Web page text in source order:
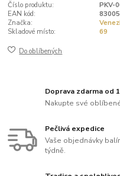
Číslo produktu:
PKV-
EAN kód:
Značka:
Skladové místo:
69
Do oblíbených
Doprava zdarma od
Nakupte své
Pečlivá expedice
Vaše objednávky
týdně.